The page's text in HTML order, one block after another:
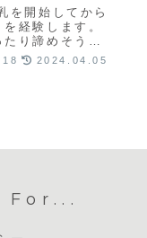
を開始してから
経験します。
り諦めそうに
で...2024.04.05